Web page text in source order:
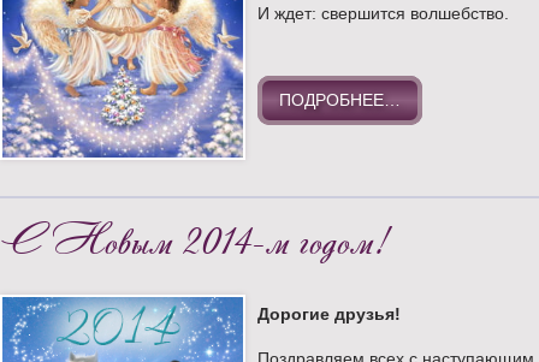
И ждет: свершится волшебство.
ПОДРОБНЕЕ…
С Новым 2014-м годом!
Дорогие друзья!